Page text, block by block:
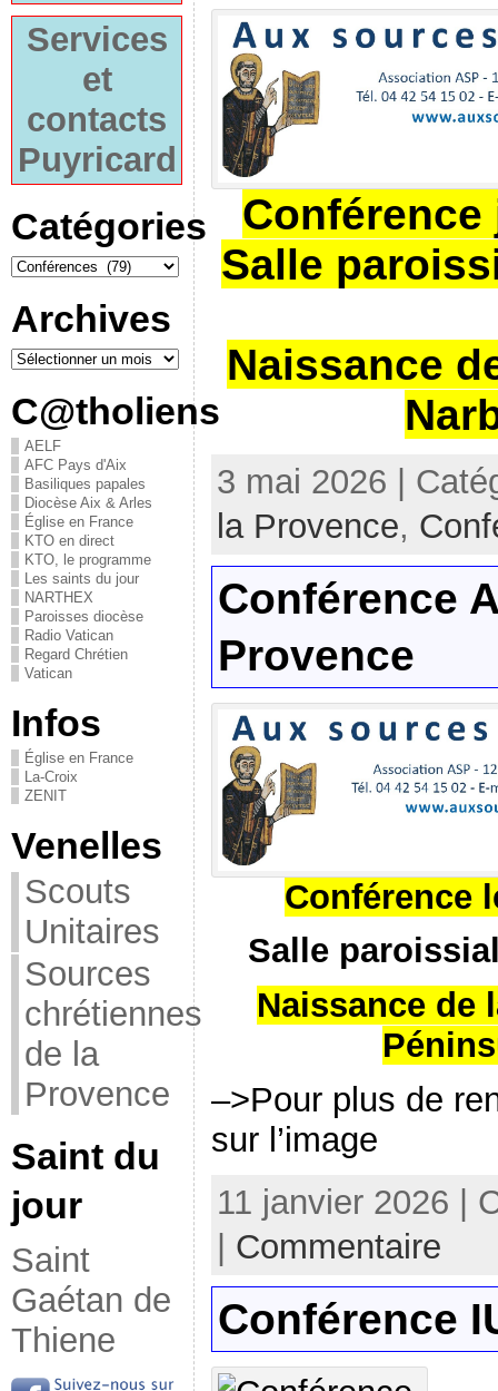
Services
et
contacts
Puyricard
Catégories
Archives
C@tholiens
AELF
AFC Pays d'Aix
Basiliques papales
Diocèse Aix & Arles
Église en France
KTO en direct
KTO, le programme
Les saints du jour
NARTHEX
Paroisses diocèse
Radio Vatican
Regard Chrétien
Vatican
Infos
Église en France
La-Croix
ZENIT
Venelles
Scouts
Unitaires
Sources
chrétiennes
de la
Provence
Saint du
jour
Saint
Gaétan de
Thiene
Conférence
Salle
Naissance
3 mai 2026 |
la Provence,
Conférence
Provence
Conférence
Salle
Naissance de
–>Pour plus de
sur l’image
11 janvier 2026 |
Commentaire
Conférence